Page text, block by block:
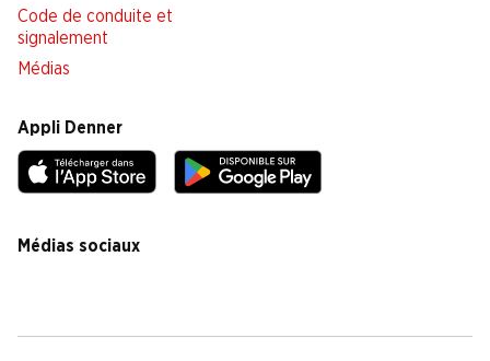
Code de conduite et
signalement
Médias
Appli Denner
Médias sociaux